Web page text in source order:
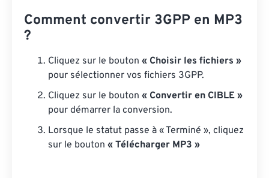
Comment convertir 3GPP en MP3
?
Cliquez sur le bouton « Choisir les fichiers »
pour sélectionner vos fichiers 3GPP.
Cliquez sur le bouton « Convertir en CIBLE »
pour démarrer la conversion.
Lorsque le statut passe à « Terminé », cliquez
sur le bouton « Télécharger MP3 »